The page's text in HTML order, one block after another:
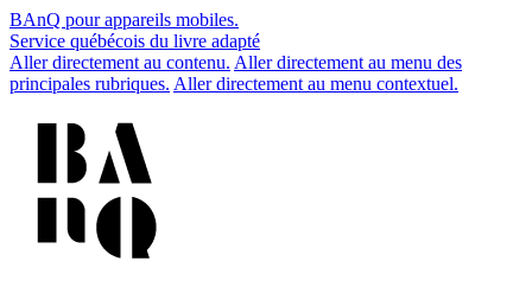
BAnQ pour appareils mobiles.
Service québécois du livre adapté
Aller directement au contenu. Aller directement au menu des
principales rubriques. Aller directement au menu contextuel.